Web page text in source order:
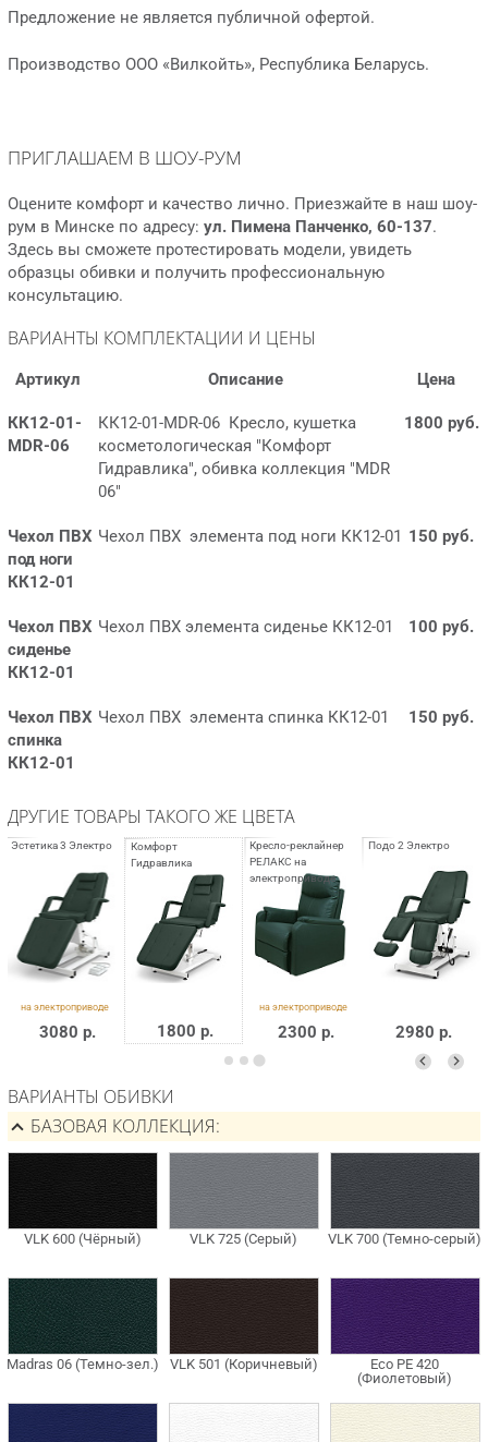
Предложение не является публичной офертой.
Производство ООО «Вилкойть», Республика Беларусь.
ПРИГЛАШАЕМ В ШОУ-РУМ
Оцените комфорт и качество лично. Приезжайте в наш шоу-
рум в Минске по адресу: ул. Пимена Панченко, 60-137.
Здесь вы сможете протестировать модели, увидеть
образцы обивки и получить профессиональную
консультацию.
ВАРИАНТЫ КОМПЛЕКТАЦИИ И ЦЕНЫ
Артикул Описание Цена
КК12-01-
MDR-06
КК12-01-MDR-06 Кресло, кушетка
косметологическая "Комфорт
Гидравлика", обивка коллекция "MDR
06"
1800 руб.
Чехол ПВХ
под ноги
КК12-01
Чехол ПВХ элемента под ноги КК12-01 150 руб.
Чехол ПВХ
сиденье
КК12-01
Чехол ПВХ элемента сиденье КК12-01 100 руб.
Чехол ПВХ
спинка
КК12-01
Чехол ПВХ элемента спинка КК12-01 150 руб.
ДРУГИЕ ТОВАРЫ ТАКОГО ЖЕ ЦВЕТА
3080 р. 1800 р. 2300 р. 2980 р.
ВАРИАНТЫ ОБИВКИ
БАЗОВАЯ КОЛЛЕКЦИЯ